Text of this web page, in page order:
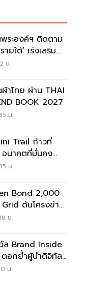
พระองค์ฯ ติดตาม
ยใต้’ เร่งเสริม
บุรี
น.
าไทย ผ่าน THAI
BOOK 2027
น.
Trail ก้าวที่
อนาคตที่มั่นคง
น.
Bond 2,000
ดันโครงข่าย
น.
ล Brand Inside
อกย้ำผู้นำดิจิทัล
น.